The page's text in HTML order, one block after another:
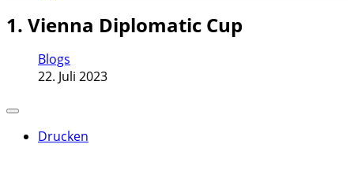
1. Vienna Diplomatic Cup
Blogs
22. Juli 2023
Drucken